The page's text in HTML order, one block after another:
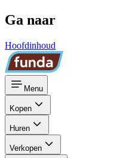
Ga naar
Hoofdinhoud
Menu
Kopen
Huren
Verkopen